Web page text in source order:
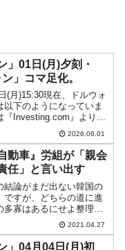
」01日(月)夕刻・
」コマ足化。
(月)15:30現在、ドルウォ
以下のようになっていま
『Investing.com』より引
足になりました(笑)。現在
ル＝1,504ウォン」近辺の
す。...
2026.06.01
動車』労組が「親会
任」と言い出す
結論がまだ出ない韓国の
ですが、どちらの道に進
多寡はあるにせよ整理解
とになるでしょう。しか
合は「総雇用の維持」を
。労働組合としては、雇
2021.04.27
」04月04日(月)初